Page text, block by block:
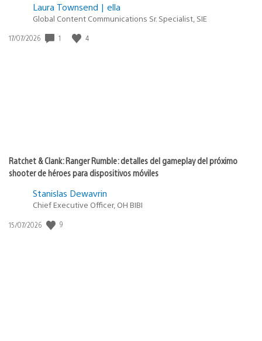
Laura Townsend | ella
Global Content Communications Sr. Specialist, SIE
Fecha
17/07/2026 1 4
Ratchet & Clank: Ranger Rumble: detalles del gameplay del próximo
shooter de héroes para dispositivos móviles
Stanislas Dewavrin
Chief Executive Officer, OH BIBI
Fecha
15/07/2026 9